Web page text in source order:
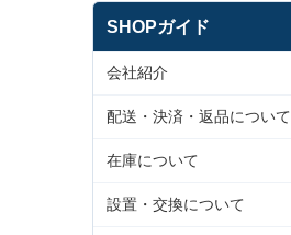
SHOPガイド
会社紹介
配送・決済・返品について
在庫について
設置・交換について